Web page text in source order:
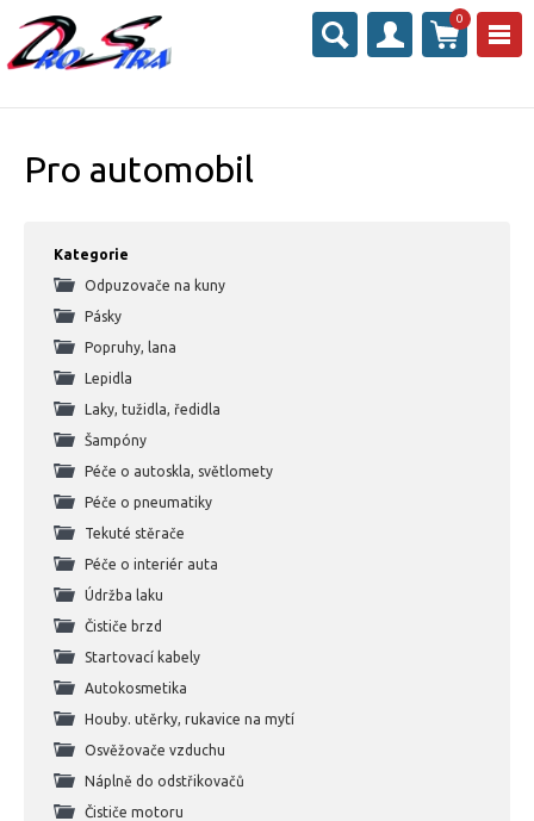
0
Pro automobil
Kategorie
Odpuzovače na kuny
Pásky
Popruhy, lana
Lepidla
Laky, tužidla, ředidla
Šampóny
Péče o autoskla, světlomety
Péče o pneumatiky
Tekuté stěrače
Péče o interiér auta
Údržba laku
Čističe brzd
Startovací kabely
Autokosmetika
Houby. utěrky, rukavice na mytí
Osvěžovače vzduchu
Náplně do odstřikovačů
Čističe motoru